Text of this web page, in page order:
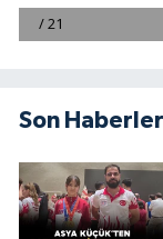
Son Haberler